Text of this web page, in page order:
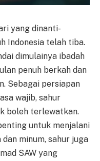
yang dinanti-
Indonesia telah tiba.
dimulainya ibadah
penuh berkah dan
Sebagai persiapan
wajib, sahur
boleh terlewatkan.
untuk menjalani
minum, sahur juga
SAW yang